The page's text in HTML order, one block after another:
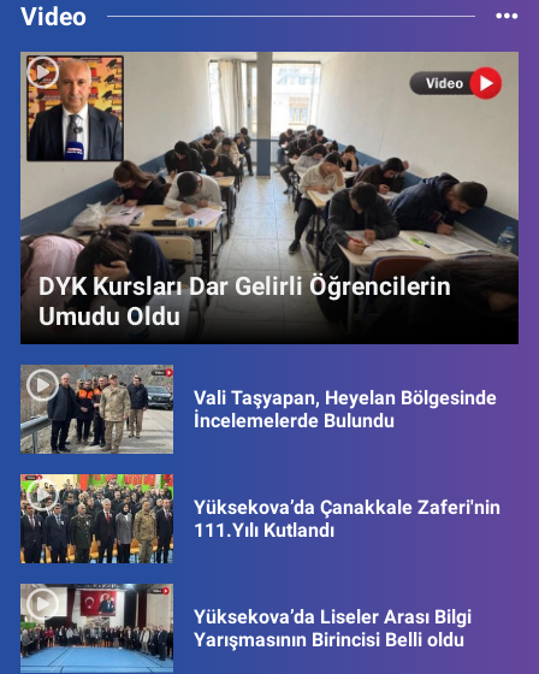
Video
DYK Kursları Dar Gelirli Öğrencilerin
Umudu Oldu
Vali Taşyapan, Heyelan Bölgesinde
İncelemelerde Bulundu
Yüksekova’da Çanakkale Zaferi'nin
111.Yılı Kutlandı
Yüksekova’da Liseler Arası Bilgi
Yarışmasının Birincisi Belli oldu